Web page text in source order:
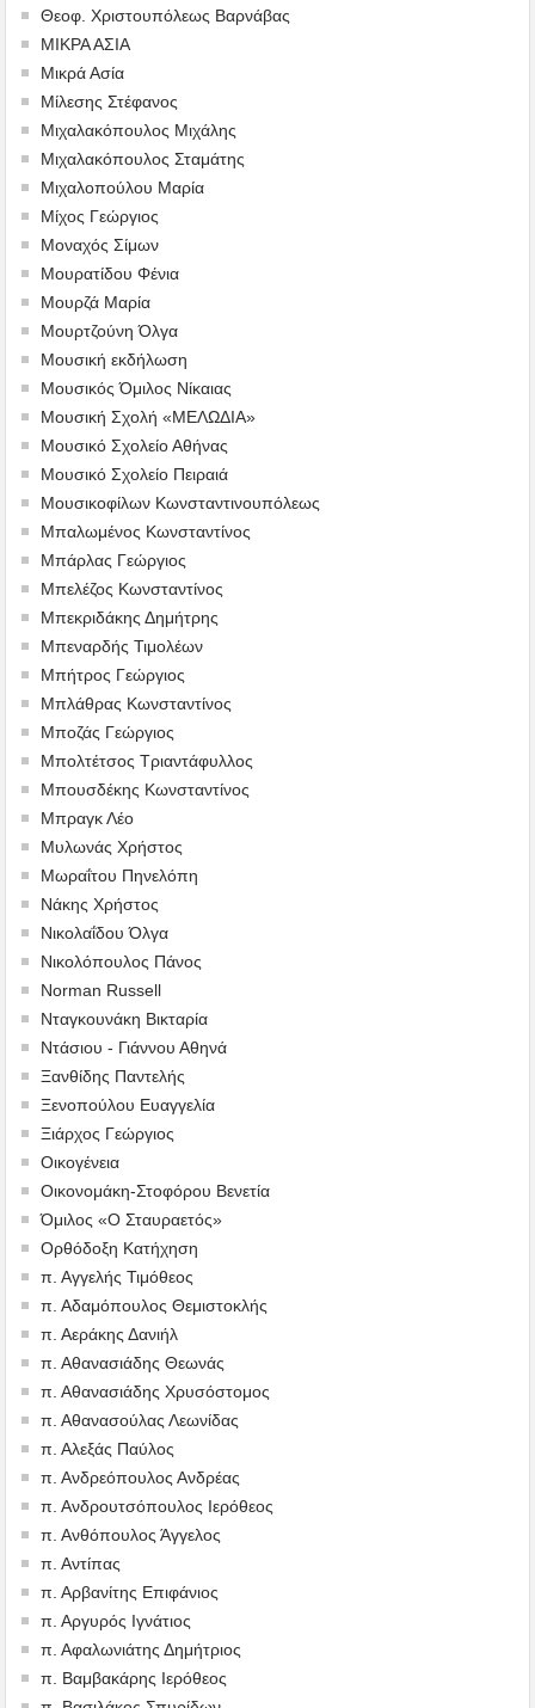
Θεοφ. Χριστουπόλεως Βαρνάβας
ΜΙΚΡΑ ΑΣΙΑ
Μικρά Ασία
Μίλεσης Στέφανος
Μιχαλακόπουλος Μιχάλης
Μιχαλακόπουλος Σταμάτης
Μιχαλοπούλου Μαρία
Μίχος Γεώργιος
Μοναχός Σίμων
Μουρατίδου Φένια
Μουρζά Μαρία
Μουρτζούνη Όλγα
Μουσική εκδήλωση
Μουσικός Όμιλος Νίκαιας
Μουσική Σχολή «ΜΕΛΩΔΙΑ»
Μουσικό Σχολείο Αθήνας
Μουσικό Σχολείο Πειραιά
Μουσικοφίλων Κωνσταντινουπόλεως
Μπαλωμένος Κωνσταντίνος
Μπάρλας Γεώργιος
Μπελέζος Κωνσταντίνος
Μπεκριδάκης Δημήτρης
Μπεναρδής Τιμολέων
Μπήτρος Γεώργιος
Μπλάθρας Κωνσταντίνος
Μποζάς Γεώργιος
Μπολτέτσος Τριαντάφυλλος
Μπουσδέκης Κωνσταντίνος
Μπραγκ Λέο
Μυλωνάς Χρήστος
Μωραΐτου Πηνελόπη
Νάκης Χρήστος
Νικολαΐδου Όλγα
Νικολόπουλος Πάνος
Norman Russell
Νταγκουνάκη Βικταρία
Ντάσιου - Γιάννου Αθηνά
Ξανθίδης Παντελής
Ξενοπούλου Ευαγγελία
Ξιάρχος Γεώργιος
Οικογένεια
Οικονομάκη-Στοφόρου Βενετία
Όμιλος «Ο Σταυραετός»
Ορθόδοξη Κατήχηση
π. Αγγελής Τιμόθεος
π. Αδαμόπουλος Θεμιστοκλής
π. Αεράκης Δανιήλ
π. Αθανασιάδης Θεωνάς
π. Αθανασιάδης Χρυσόστομος
π. Αθανασούλας Λεωνίδας
π. Αλεξάς Παύλος
π. Ανδρεόπουλος Ανδρέας
π. Ανδρουτσόπουλος Ιερόθεος
π. Ανθόπουλος Άγγελος
π. Αντίπας
π. Αρβανίτης Επιφάνιος
π. Αργυρός Ιγνάτιος
π. Αφαλωνιάτης Δημήτριος
π. Βαμβακάρης Ιερόθεος